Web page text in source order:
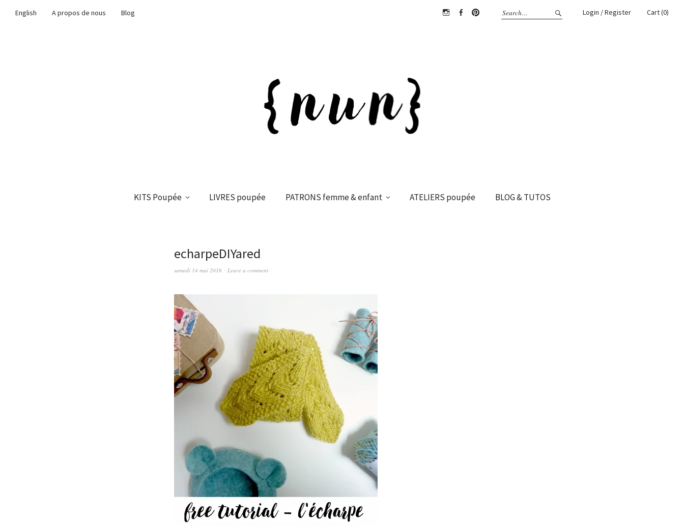
English A propos de nous
Blog
Login / Register Cart (0)
KITS Poupée LIVRES poupée PATRONS femme & enfant ATELIERS poupée BLOG & TUTOS
echarpeDIYared
samedi 14 mai 2016 Leave a comment